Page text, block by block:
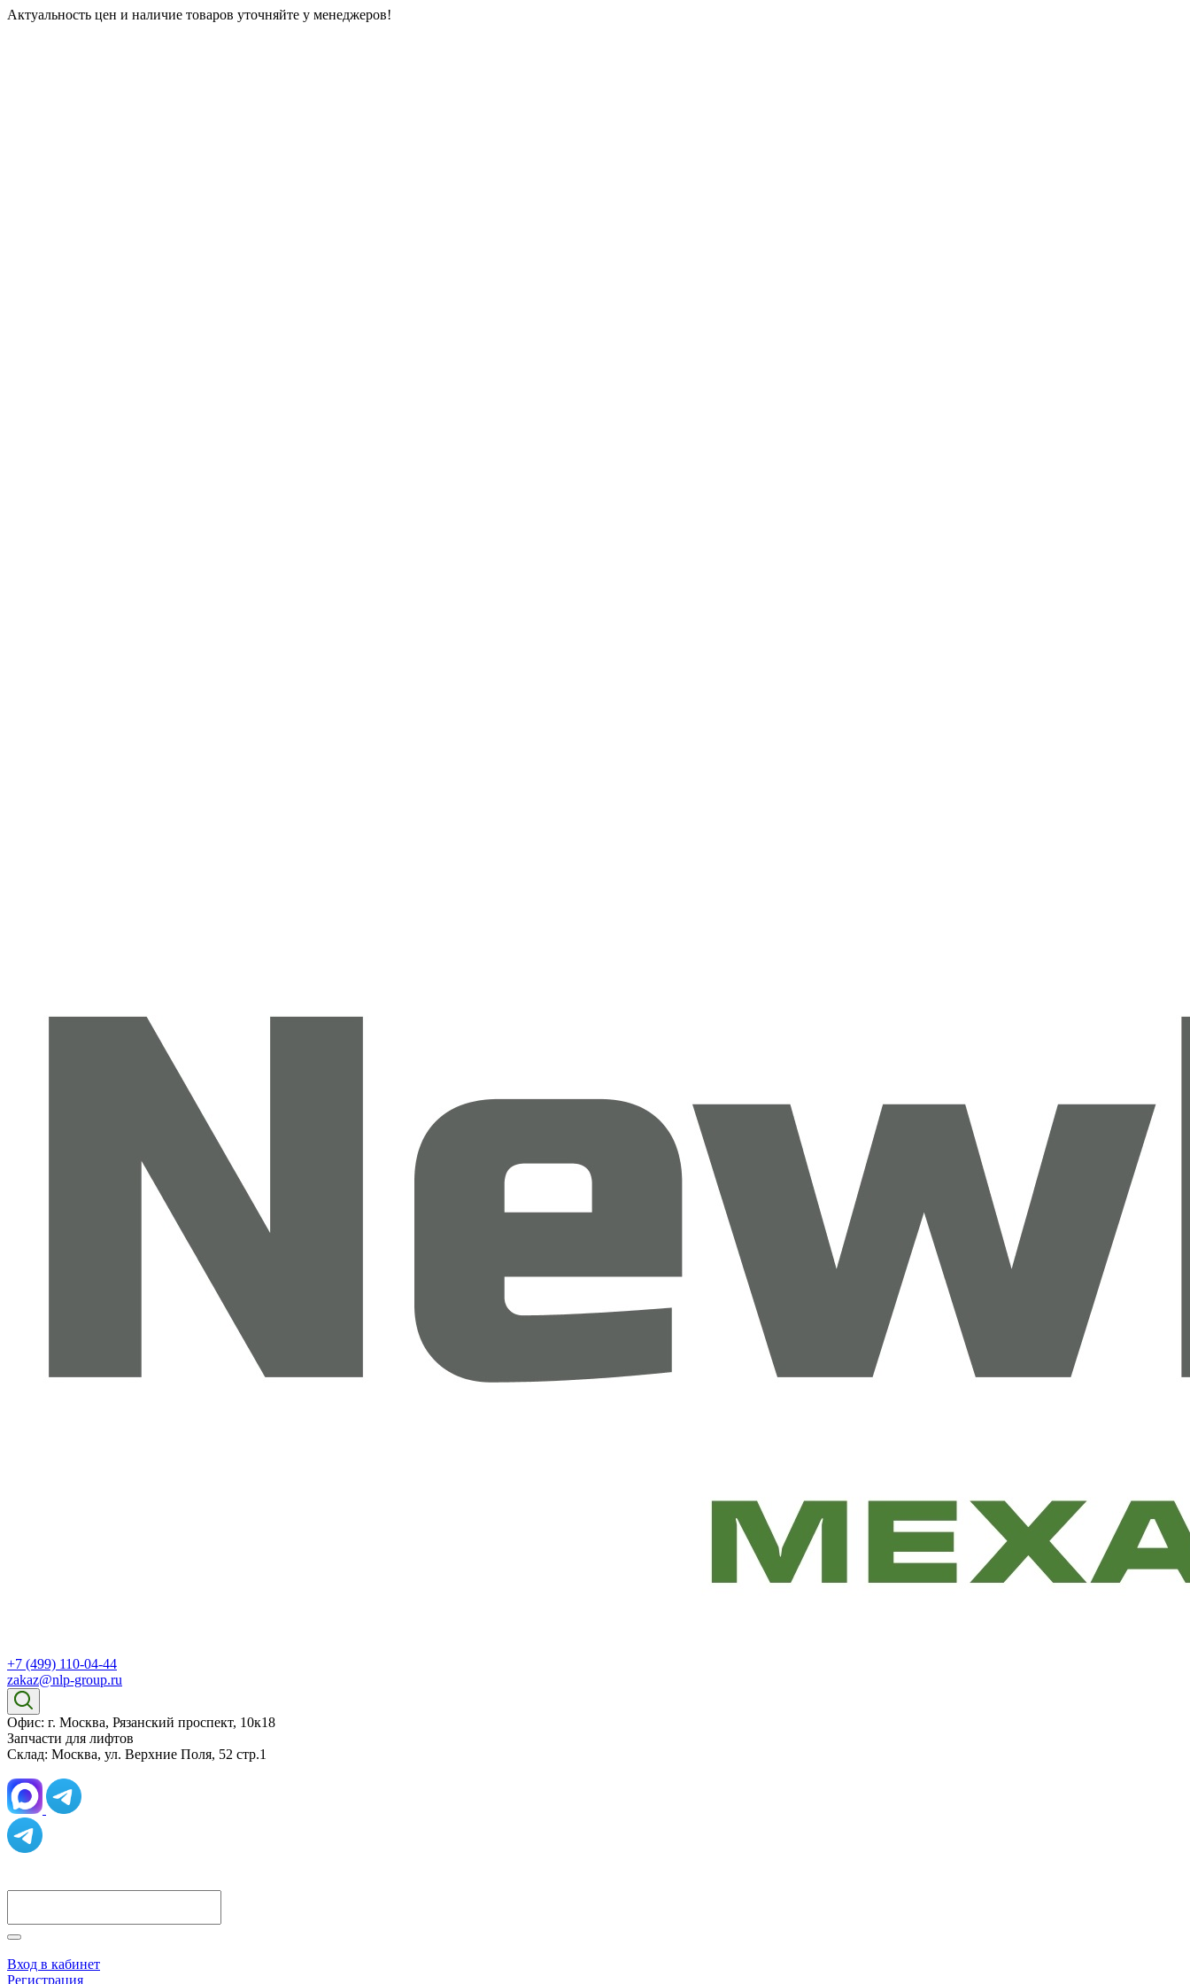
Актуальность цен и наличие товаров уточняйте у менеджеров!
+7 (499) 110-04-44
zakaz@nlp-group.ru
Офис: г. Москва, Рязанский проспект, 10к18
Запчасти для лифтов
Склад: Москва, ул. Верхние Поля, 52 стр.1
Вход в кабинет
Регистрация